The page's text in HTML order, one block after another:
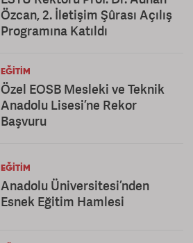
Özcan, 2. İletişim Şûrası Açılış
Programına Katıldı
EĞITIM
Özel EOSB Mesleki ve Teknik
Anadolu Lisesi’ne Rekor
Başvuru
EĞITIM
Anadolu Üniversitesi’nden
Esnek Eğitim Hamlesi